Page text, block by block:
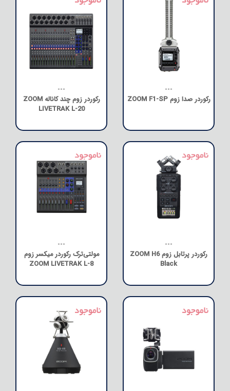
---
رکوردر صدا زوم ZOOM F1-SP
---
رکوردر زوم چند کاناله ZOOM
LIVETRAK L-20
---
رکوردر پرتابل زوم ZOOM H6
Black
---
مولتی‌ترک رکوردر میکسر زوم
ZOOM LIVETRAK L-8